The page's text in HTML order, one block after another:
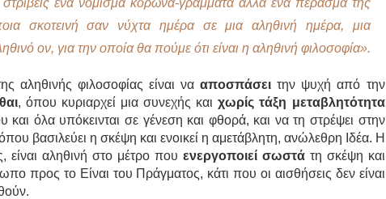
σκοτεινή σαν νύχτα ημέρα σε μια αληθινή ημέρα, μια
ον, για την οποία θα πούμε ότι είναι η αληθινή φιλοσοφία».
αληθινής φιλοσοφίας είναι νααποσπάσει την ψυχή από την
, όπου κυριαρχεί μια συνεχής καιχωρίς τάξη μεταβλητότητα
και όλα υπόκεινται σε γένεση και φθορά, και να τη στρέψει στην
βασιλεύει η σκέψη και ενοικεί η αμετάβλητη, ανώλεθρη Ιδέα. Η
είναι αληθινή στο μέτρο που ενεργοποιεί σωστάτη σκέψη και
προς το Είναι του Πράγματος, κάτι που οι αισθήσεις δεν είναι